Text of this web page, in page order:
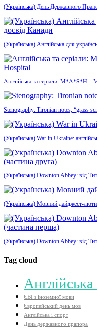
(Українська) День Державного
(Українська) Англійська для
Англійська та серіали: M*A*S*H –
Stenography: Tironian notes, “grass
(Українська) War in Ukraine:
(Українська) Downton Abbey: від
(Українська) Мовний дайджест-
(Українська) Downton Abbey: від
Tag cloud
ЄВІ з іноземної мови
Європейський день мов
Англійська і спорт
День державного прапора